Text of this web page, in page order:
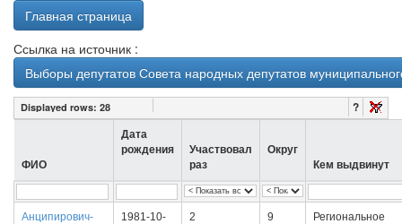
Главная страница
Ссылка на источник :
Выборы депутатов Совета народных депутатов
Displayed rows: 28 ?
ФИО
Дата
рождения
Участвовал
раз
Округ
Кем выдвинут
Анципирович-
1981-10-
2 9
Региональное